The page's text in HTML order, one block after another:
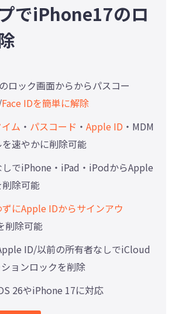
でiPhone17のロ
ロック画面からからパスコー
Face IDを簡単に解除
ム ・ パスコード ・ Apple ID ・MDM
速やかに削除可能
しでiPhone・iPad・iPodからApple
除可能
にApple IDからサインアウ
削除可能
ID/以前の所有者なしでiCloud
ョンロックを削除
26やiPhone 17に対応